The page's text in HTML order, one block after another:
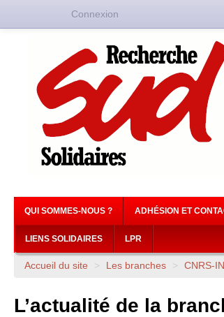
QUI SOMMES-NOUS ? ADHÉSION ET
LIENS SOLIDAIRES LPR
Accueil du site > Les branches > CNRS-
L’actualité de la
Connexion